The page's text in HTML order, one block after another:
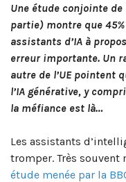
Une étude conjointe de
partie) montre que
assistants d’IA à
erreur importante. Un
autre de l’UE pointent
l’IA générative, y
la méfiance est là…
Les assistants
tromper. Très souvent
étude menée par la